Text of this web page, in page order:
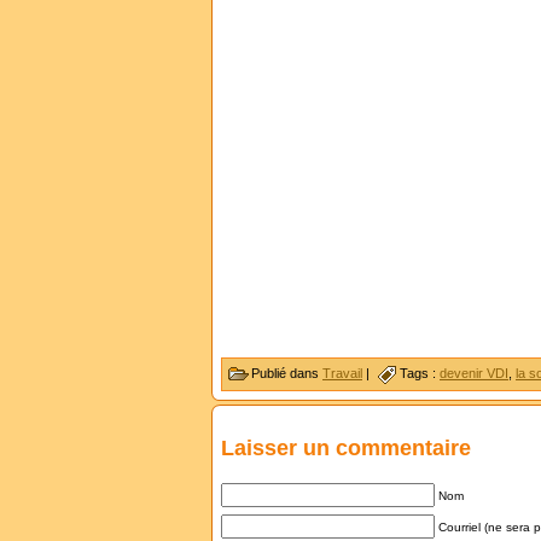
Publié dans Travail Tags : devenir VDI la
Laisser un commentaire
Nom
Courriel (ne sera